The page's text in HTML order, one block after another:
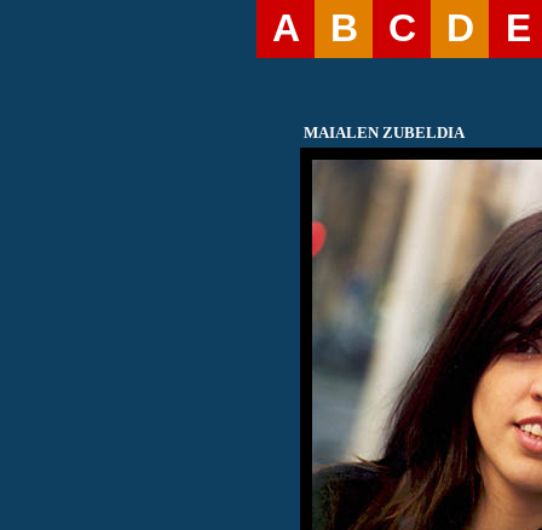
A B C D E
MAIALEN ZUBELDIA